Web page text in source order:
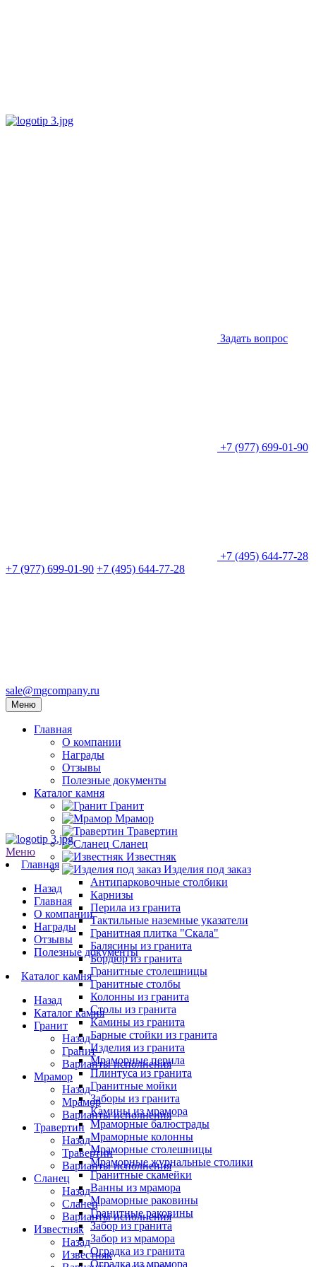
Задать вопрос
+7 (977) 699-01-90
+7 (495) 644-77-28
+7 (977) 699-01-90 +7 (495) 644-77-28
sale@mgcompany.ru
Меню
Главная
О компании
Награды
Отзывы
Полезные документы
Каталог камня
Гранит
Мрамор
Травертин
Сланец
Известняк
Изделия под заказ
Антипарковочные столбики
Карнизы
Перила из гранита
Тактильные наземные указатели
Гранитная плитка "Скала"
Балясины из гранита
Бордюр из гранита
Гранитные столешницы
Гранитные столбы
Колонны из гранита
Столы из гранита
Камины из гранита
Барные стойки из гранита
Изделия из гранита
Мраморные перила
Плинтуса из гранита
Гранитные мойки
Заборы из гранита
Камины из мрамора
Мраморные балюстрады
Мраморные колонны
Мраморные столешницы
Мраморные журнальные столики
Гранитные скамейки
Ванны из мрамора
Мраморные раковины
Гранитные раковины
Забор из гранита
Забор из мрамора
Оградка из гранита
Оградка из мрамора
Меню
Главная
Назад
Главная
О компании
Награды
Отзывы
Полезные документы
Каталог камня
Назад
Каталог камня
Гранит
Назад
Гранит
Варианты исполнения
Мрамор
Назад
Мрамор
Варианты исполнения
Травертин
Назад
Травертин
Варианты исполнения
Сланец
Назад
Сланец
Варианты исполнения
Известняк
Назад
Известняк